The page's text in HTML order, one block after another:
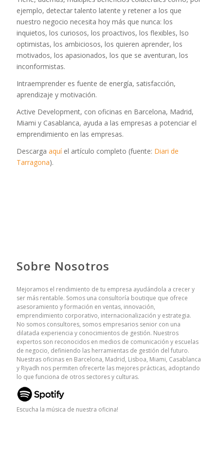
ejemplo, detectar talento latente y retener a los que
nuestro negocio necesita hoy más que nunca: los
inquietos, los curiosos, los proactivos, los flexibles, lso
optimistas, los ambiciosos, los quieren aprender, los
motivados, los apasionados, los que se aventuran, los
inconformistas.
Intraemprender es fuente de energía, satisfacción,
aprendizaje y motivación.
Active Development, con oficinas en Barcelona, Madrid,
Miami y Casablanca, ayuda a las empresas a potenciar el
emprendimiento en las empresas.
Descarga aquíel artículo completo (fuente: Diari de
Tarragona).
Sobre Nosotros
Mejoramos el rendimiento de tu empresa ayudándola a crecer y
ser más rentable. Somos una consultoría boutique que ofrece
asesoramiento y formación en ventas, innovación,
emprendimiento corporativo, internacionalización y estrategia.
No somos consultores, somos empresarios senior con una
dilatada experiencia y conocimientos de gestión. Nuestros
expertos son reconocidos en medios de comunicación y escuelas
de negocio, definiendo las herramientas de gestión del futuro.
Nuestras oficinas en Barcelona, Madrid, Lisboa, Miami, Casablanca
y Riyadh nos permiten ofrecerte las mejores prácticas, adoptando
lo que funciona de otros sectores y culturas.
Escucha la música de nuestra oficina!